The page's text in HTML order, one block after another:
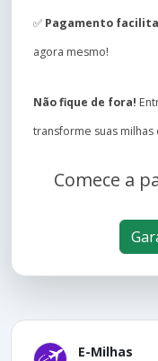
✅ Pagamento
agora mesmo!
Não fique de fora!
transforme suas
Comece a
E-Milhas